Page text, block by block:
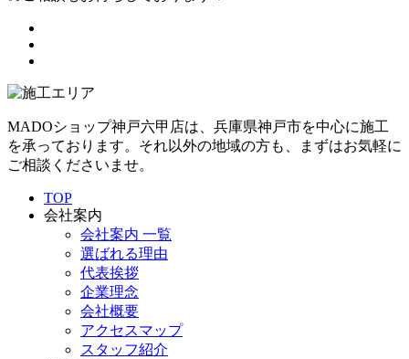
MADOショップ神戸六甲店は、兵庫県神戸市を中心に施工
を承っております。それ以外の地域の方も、まずはお気軽に
ご相談くださいませ。
TOP
会社案内
会社案内 一覧
選ばれる理由
代表挨拶
企業理念
会社概要
アクセスマップ
スタッフ紹介